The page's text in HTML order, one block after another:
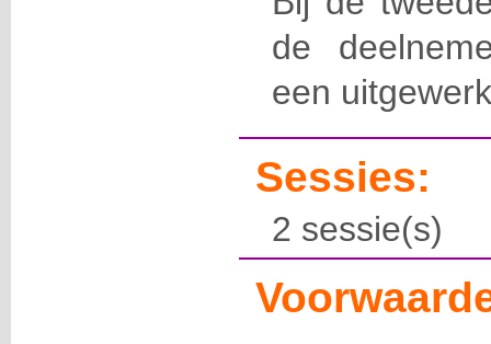
de
een
Sessies:
2 sessie(s)